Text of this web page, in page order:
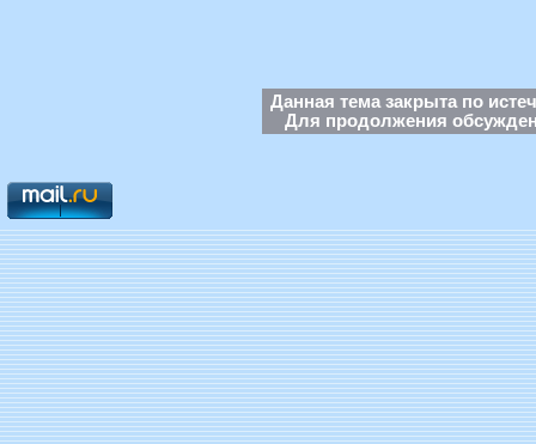
Данная тема закрыта по
Для продолжения